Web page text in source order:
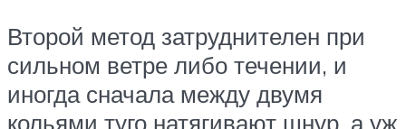
Второй метод затруднителен при
сильном ветре либо течении, и
иногда сначала между двумя
кольями туго натягивают шнур, а уж